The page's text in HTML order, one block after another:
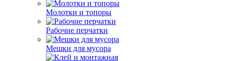
Молотки и топоры
Рабочие перчатки
Мешки для мусора